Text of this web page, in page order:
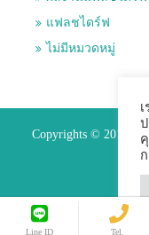
แฟลชไดร์ฟ
ไม่มีหมวดหมู่
Copyrights © 2015